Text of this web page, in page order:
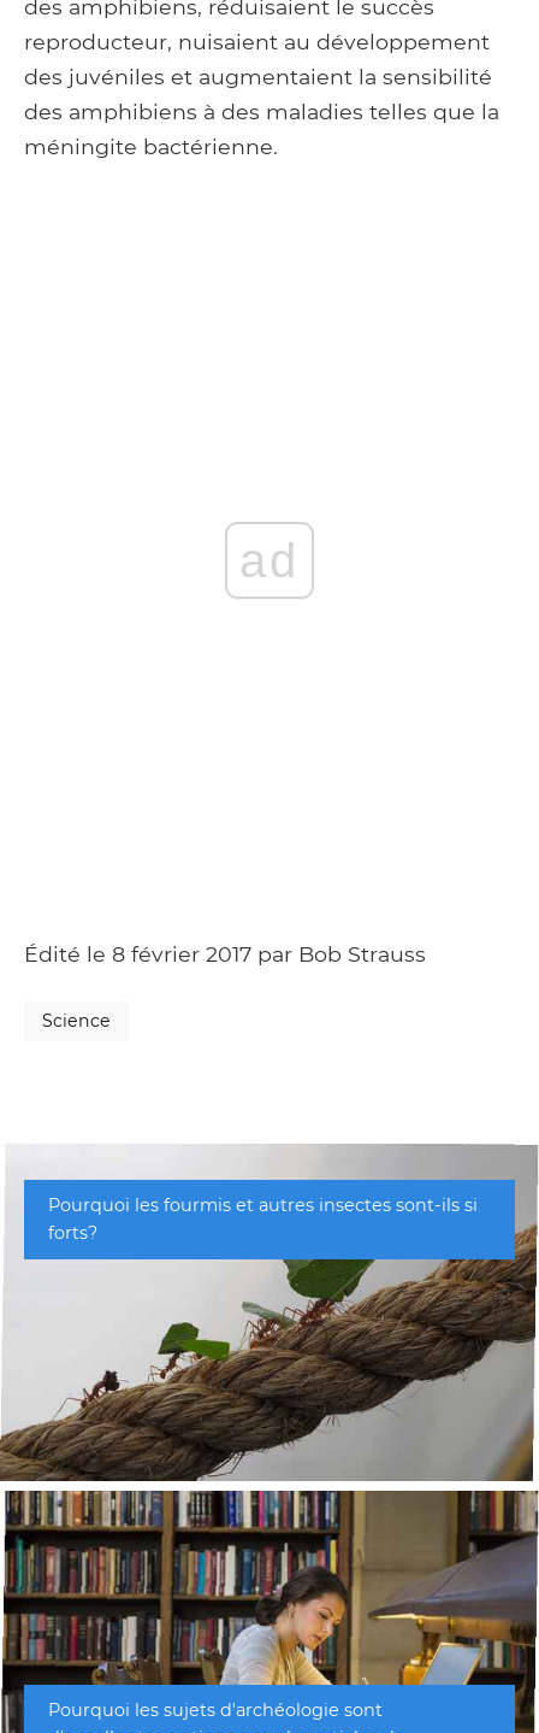
des amphibiens, réduisaient le succès
reproducteur, nuisaient au développement
des juvéniles et augmentaient la sensibilité
des amphibiens à des maladies telles que la
méningite bactérienne.
ad
Édité le 8 février 2017 par Bob Strauss
Science
Pourquoi les fourmis et autres insectes sont-ils si
forts?
Pourquoi les sujets d'archéologie sont